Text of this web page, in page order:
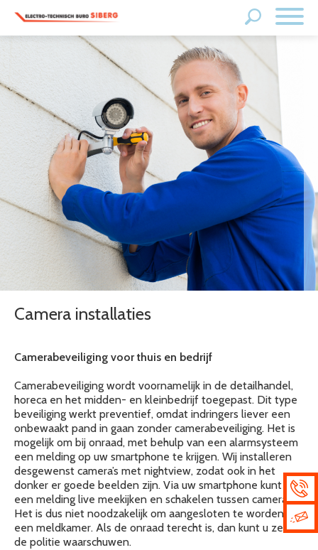
Camera installaties
Camerabeveiliging voor thuis en bedrijf
Camerabeveiliging wordt voornamelijk in de detailhandel,
horeca en het midden- en kleinbedrijf toegepast. Dit type
beveiliging werkt preventief, omdat indringers liever een
onbewaakt pand in gaan zonder camerabeveiliging. Het is
mogelijk om bij onraad, met behulp van een alarmsysteem
een melding op uw smartphone te krijgen. Wij installeren
desgewenst camera’s met nightview, zodat ook in het
donker er goede beelden zijn. Via uw smartphone kunt u bij
een melding live meekijken en schakelen tussen camera’s.
Het is dus niet noodzakelijk om aangesloten te worden op
een meldkamer. Als de onraad terecht is, dan kunt u zelf
de politie waarschuwen.